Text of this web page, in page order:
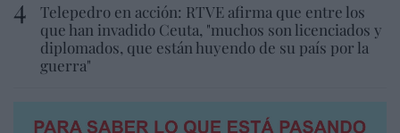
Telepedro en acción: RTVE afirma que entre los
que han invadido Ceuta, "muchos son licenciados y
diplomados, que están huyendo de su país por la
guerra"